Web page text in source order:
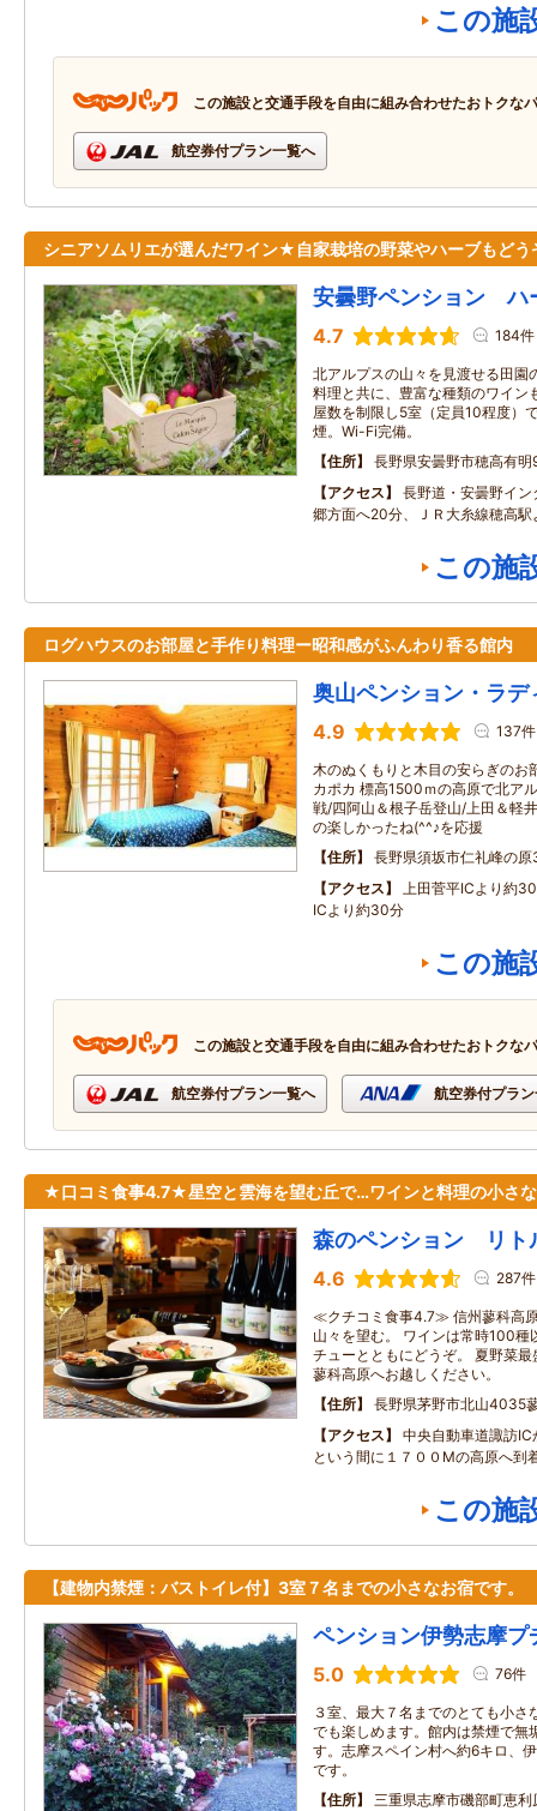
この施
この施設と交通手段を自由に組み合わせたおトクな
航空券付プラン一覧へ
シニアソムリエが選んだワイン★自家栽培の野菜やハーブもど
安曇野ペンション ハ
4.7 184件
北アルプスの山々を見渡せる田園
料理と共に、豊富な種類のワイン
屋数を制限し5室（定員10程度）
煙。Wi-Fi完備。
住所
長野県安曇野市穂高有明
アクセス
長野道・安曇野イ
郷方面へ20分、ＪＲ大糸線穂高駅
この施
ログハウスのお部屋と手作り料理ー昭和感がふんわり香る館内
奥山ペンション・ラデ
4.9 137件
木のぬくもりと木目の安らぎのお
カポカ 標高1500ｍの高原で北ア
戦/四阿山＆根子岳登山/上田＆軽
の楽しかったね(^^♪を応援
住所
長野県須坂市仁礼峰の
アクセス
上田菅平ICより約
ICより約30分
この施
この施設と交通手段を自由に組み合わせたおトクな
航空券付プラン一覧へ 航空券付プラ
★口コミ食事4.7★星空と雲海を望む丘で…ワインと料理の小さ
森のペンション リト
4.6 287件
≪クチコミ食事4.7≫ 信州蓼科高
山々を望む。 ワインは常時100種
チューとともにどうぞ。 夏野菜
蓼科高原へお越しください。
住所
長野県茅野市北山4035
アクセス
中央自動車道諏訪
という間に１７００Mの高原へ到
この施
【建物内禁煙：バストイレ付】3室７名までの小さなお宿です。
ペンション伊勢志摩プ
5.0 76件
３室、最大７名までのとても小さ
でも楽しめます。館内は禁煙で無
す。志摩スペイン村へ約6キロ、
です。
住所
三重県志摩市磯部町恵利